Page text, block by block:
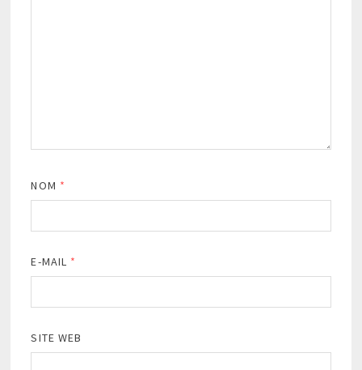
NOM *
E-MAIL *
SITE WEB